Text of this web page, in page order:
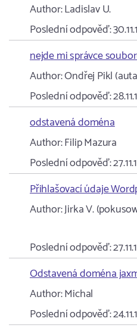
Author:Ladislav U.
Poslední odpověď:
nejde mi správce
Author:Ondřej Pikl
Poslední odpověď:
odstavená doména
Author:Filip Mazura
Poslední odpověď:
Přihlašovací údaje
Author:Jirka V.
Poslední odpověď:
Odstavená doména
Author:Michal
Poslední odpověď: